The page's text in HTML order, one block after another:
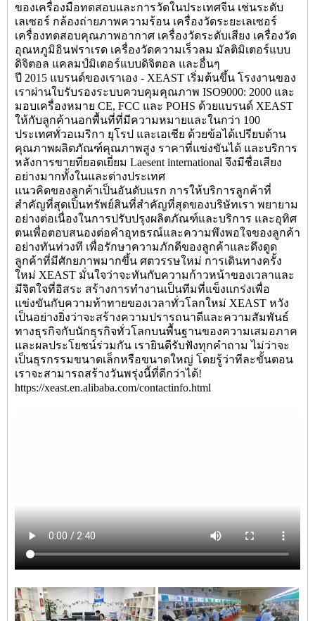
ของเครื่องมือทดสอบและการวัดในประเทศจีน เช่นระดับ
เลเซอร์ กล้องถ่ายภาพความร้อน เครื่องวัดระยะเลเซอร์
เครื่องทดสอบคุณภาพอากาศ เครื่องวัดระดับเสียง เครื่องวัด
อุณหภูมิอินฟราเรด เครื่องวัดความเร็วลม มัลติมิเตอร์แบบ
ดิจิตอล แคลมป์มิเตอร์แบบดิจิตอล และอื่นๆ
ปี 2015 แบรนด์ของเราเอง - XEAST เริ่มต้นขึ้น โรงงานของ
เราผ่านใบรับรองระบบควบคุมคุณภาพ ISO9000: 2000 และ
มอบเครื่องหมาย CE, FCC และ POHS ด้วยแบรนด์ XEAST
ให้กับลูกค้านอกพื้นที่ที่มีความหมายและในกว่า 100
ประเทศทั่วอเมริกา ยุโรป และเอเชีย ด้วยข้อได้เปรียบด้าน
คุณภาพผลิตภัณฑ์คุณภาพสูง ราคาที่แข่งขันได้ และบริการ
หลังการขายที่ยอดเยี่ยม Laesent international จึงมีชื่อเสียง
อย่างมากทั้งในและต่างประเทศ
แนวคิดของลูกค้าเป็นอันดับแรก การให้บริการลูกค้าที่
สำคัญที่สุดเป็นทรัพย์สินที่สำคัญที่สุดของบริษัทเรา พยายาม
อย่างต่อเนื่องในการปรับปรุงผลิตภัณฑ์และบริการ และอุทิศ
ตนเพื่อตอบสนองต่อคำอุทธรณ์และความพึงพอใจของลูกค้า
อย่างทันท่วงที เพื่อรักษาความภักดีของลูกค้าและดึงดูด
ลูกค้าที่มีศักยภาพมากขึ้น ศตวรรษใหม่ การเดินทางครั้ง
ใหม่ XEAST มั่นใจว่าจะทันกับความก้าวหน้าของเวลาและ
มีจิตใจที่อิสระ สร้างการทำงานเป็นทีมที่แข็งแกร่งเพื่อ
แข่งขันกับความท้าทายของเวลาทั่วโลกใหม่ XEAST หวัง
เป็นอย่างยิ่งว่าจะสร้างความปรารถนาดีและความสัมพันธ์
ทางธุรกิจกับนักธุรกิจทั่วโลกบนพื้นฐานของความเสมอภาค
และผลประโยชน์ร่วมกัน เรายินดีรับฟังทุกคำถาม ไม่ว่าจะ
เป็นธุรกรรมขนาดเล็กหรือขนาดใหญ่ โดยรู้ว่าทีละขั้นตอน
เราจะสามารถสร้างวันพรุ่งนี้ที่ดีกว่าได้!
https://xeast.en.alibaba.com/contactinfo.html